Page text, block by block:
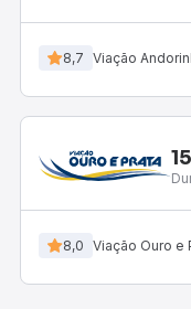
8,7 Viação
8,0 Viação Ouro e